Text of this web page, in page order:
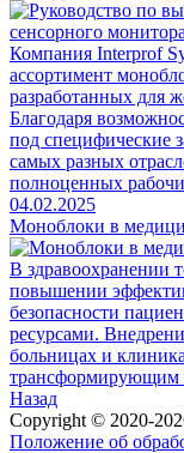
Компания Interprof
ассортимент
разработанных для
Благодаря
под специфические
самых разных
полноценных
04.02.2025
Моноблоки в
В здравоохранении
повышении
безопасности
ресурсами.
больницах и
трансформирующим
Назад
Copyright © 2020-
Положение об